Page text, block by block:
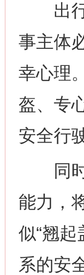
出行
事主体
幸心理
盔、专
安全行
同时
能力，
似“翘
系的安